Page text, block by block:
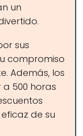
un
sus
compromiso
Además, los
500 horas
de su